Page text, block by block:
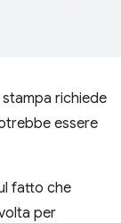
richiede
essere
fatto che
per